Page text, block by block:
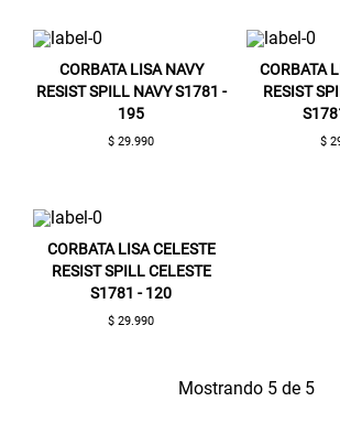
CORBATA LISA NAVY
RESIST SPILL NAVY S1781 -
195
$ 29.990
CORBATA
RESIST
$
CORBATA LISA CELESTE
RESIST SPILL CELESTE
S1781 - 120
$ 29.990
Mostrando 5 de 5
Aquí esta tu cupón, usalo en tu